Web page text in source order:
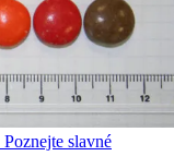
slavné